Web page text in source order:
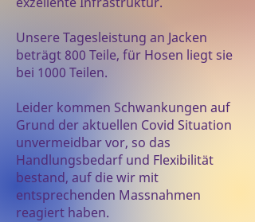
Unsere Tagesleistung an Jacken
beträgt 800 Teile, für Hosen liegt sie
bei 1000 Teilen.
Leider kommen Schwankungen auf
Grund der aktuellen Covid Situation
unvermeidbar vor, so das
Handlungsbedarf und Flexibilität
bestand, auf die wir mit
entsprechenden Massnahmen
reagiert haben.